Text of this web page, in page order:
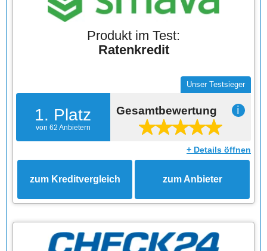
Produkt im Test:
Ratenkredit
1. Platz
von 62 Anbietern
Unser Testsieger
Gesamtbewertung ℹ
+ Details öffnen
zum Kreditvergleich zum Anbieter